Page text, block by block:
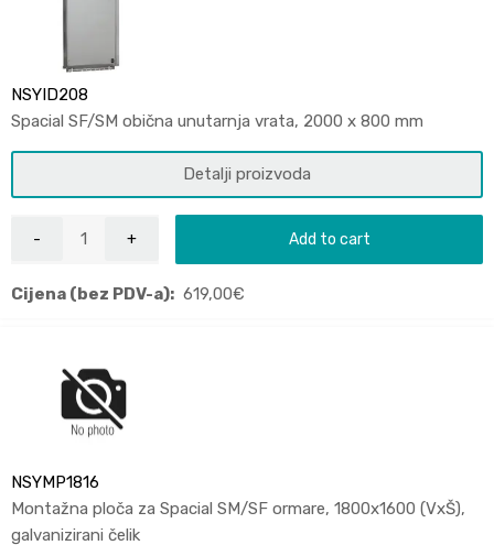
NSYID208
Spacial SF/SM obična unutarnja vrata, 2000 x 800 mm
Detalji proizvoda
Add to cart
Cijena (bez PDV-a): 619,00€
NSYMP1816
Montažna ploča za Spacial SM/SF ormare, 1800x1600 (VxŠ),
galvanizirani čelik